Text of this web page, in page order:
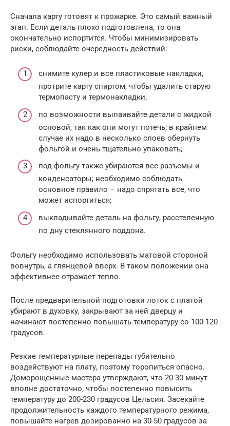
Сначала карту готовят к прожарке. Это самый важный
этап. Если деталь плохо подготовлена, то она
окончательно испортится. Чтобы минимизировать
риски, соблюдайте очередность действий:
снимите кулер и все пластиковые накладки,
протрите карту спиртом, чтобы удалить старую
термопасту и термонакладки;
по возможности выпаивайте детали с жидкой
основой, так как они могут потечь; в крайнем
случае их надо в несколько слоев обернуть
фольгой и очень тщательно упаковать;
под фольгу также убираются все разъемы и
конденсаторы; необходимо соблюдать
основное правило – надо спрятать все, что
может испортиться;
выкладывайте деталь на фольгу, расстеленную
по дну стеклянного поддона.
Фольгу необходимо использовать матовой стороной
вовнутрь, а глянцевой вверх. В таком положении она
эффективнее отражает тепло.
После предварительной подготовки лоток с платой
убирают в духовку, закрывают за ней дверцу и
начинают постепенно повышать температуру со 100-120
градусов.
Резкие температурные перепады губительно
воздействуют на плату, поэтому торопиться опасно.
Доморощенные мастера утверждают, что 20-30 минут
вполне достаточно, чтобы постепенно повысить
температуру до 200-230 градусов Цельсия. Засекайте
продолжительность каждого температурного режима,
повышайте нагрев дозированно на 30-50 градусов за